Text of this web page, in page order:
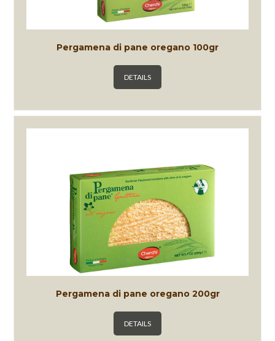
Pergamena di pane oregano 100gr
DETAILS
Pergamena di pane oregano 200gr
DETAILS